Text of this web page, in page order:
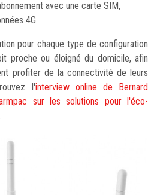
avec une carte SIM,
4G.
pour chaque type de configuration
proche ou éloigné du domicile, afin
profiter de la connectivité de leurs
l'interview online de Bernard
sur les solutions pour l'éco-